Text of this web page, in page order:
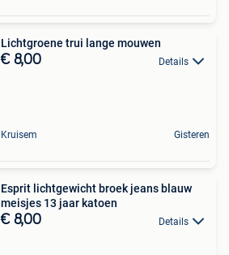
Lichtgroene trui lange mouwen
€ 8,00 Details
Kruisem Gisteren
Esprit lichtgewicht broek jeans blauw
meisjes 13 jaar katoen
€ 8,00 Details